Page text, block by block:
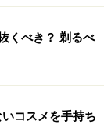
染め] All About
くべき？ 剃るべ
コスメを手持ち